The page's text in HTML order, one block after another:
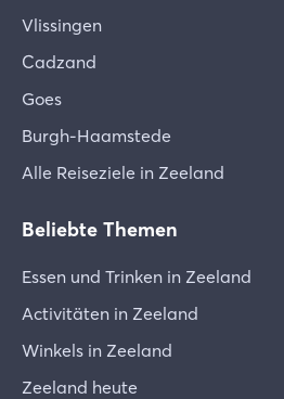
Vlissingen
Cadzand
Goes
Burgh-Haamstede
Alle Reiseziele in Zeeland
Beliebte Themen
Essen und Trinken in Zeeland
Activitäten in Zeeland
Winkels in Zeeland
Zeeland heute